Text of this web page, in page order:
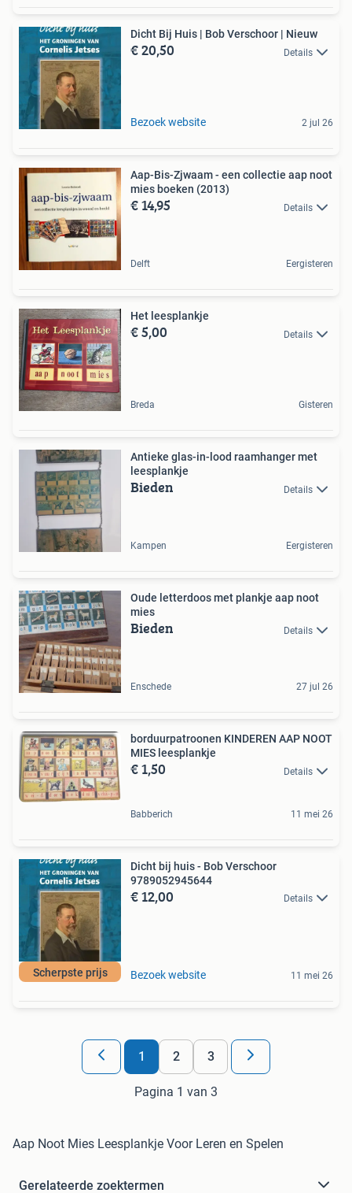
Dicht Bij Huis | Bob Verschoor | Nieuw
€ 20,50 Details
Bezoek website 2 jul 26
Aap-Bis-Zjwaam - een collectie aap noot
mies boeken (2013)
€ 14,95 Details
Delft Eergisteren
Het leesplankje
€ 5,00 Details
Breda Gisteren
Antieke glas-in-lood raamhanger met
leesplankje
Bieden Details
Kampen Eergisteren
Oude letterdoos met plankje aap noot
mies
Bieden Details
Enschede 27 jul 26
borduurpatroonen KINDEREN AAP NOOT
MIES leesplankje
€ 1,50 Details
Babberich 11 mei 26
Scherpste prijs
Dicht bij huis - Bob Verschoor
9789052945644
€ 12,00 Details
Bezoek website 11 mei 26
1 2 3
Pagina 1 van 3
Aap Noot Mies Leesplankje Voor Leren en Spelen
Gerelateerde zoektermen